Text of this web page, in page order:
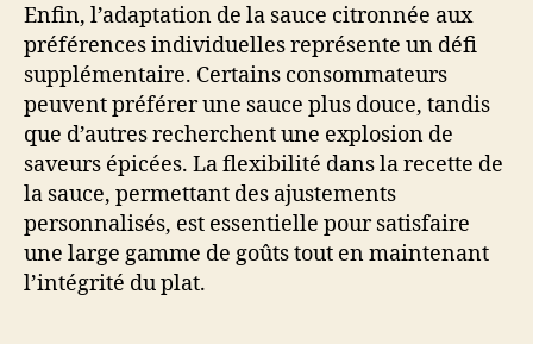
Enfin, l’adaptation de la sauce citronnée aux
préférences individuelles représente un défi
supplémentaire. Certains consommateurs
peuvent préférer une sauce plus douce, tandis
que d’autres recherchent une explosion de
saveurs épicées. La flexibilité dans la recette de
la sauce, permettant des ajustements
personnalisés, est essentielle pour satisfaire
une large gamme de goûts tout en maintenant
l’intégrité du plat.